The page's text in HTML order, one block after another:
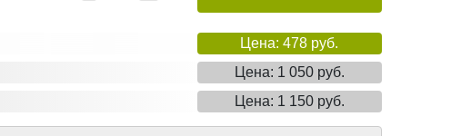
Цена: 478 руб.
Цена: 1 050 руб.
Цена: 1 150 руб.